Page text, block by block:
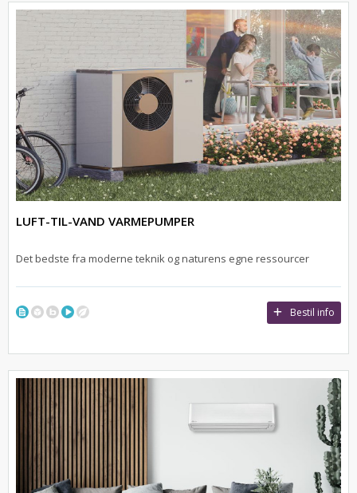
LUFT-TIL-VAND VARMEPUMPER
Det bedste fra moderne teknik og naturens egne ressourcer
Bestil info